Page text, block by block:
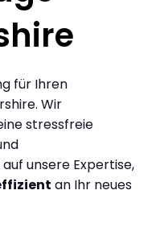
für Ihren
Wir
stressfreie
unsere Expertise,
an Ihr neues